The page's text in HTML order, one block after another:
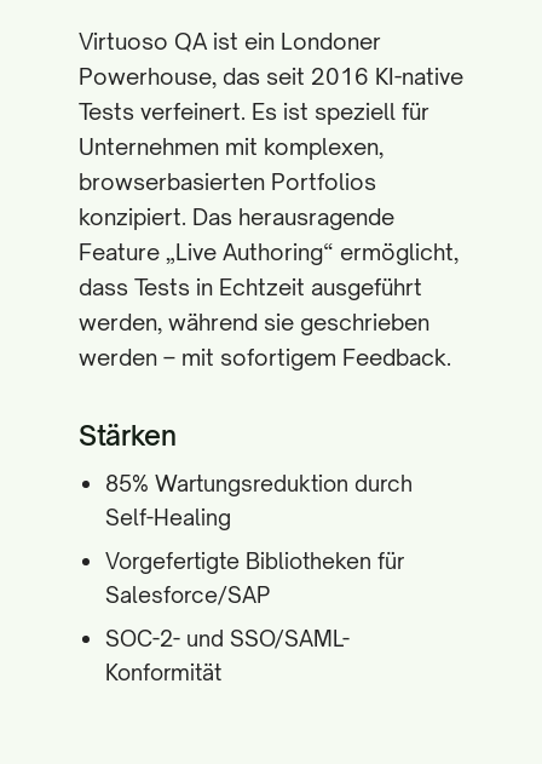
Virtuoso QA ist ein Londoner
Powerhouse, das seit 2016 KI-native
Tests verfeinert. Es ist speziell für
Unternehmen mit komplexen,
browserbasierten Portfolios
konzipiert. Das herausragende
Feature „Live Authoring“ ermöglicht,
dass Tests in Echtzeit ausgeführt
werden, während sie geschrieben
werden – mit sofortigem Feedback.
Stärken
85% Wartungsreduktion durch
Self-Healing
Vorgefertigte Bibliotheken für
Salesforce/SAP
SOC-2- und SSO/SAML-
Konformität